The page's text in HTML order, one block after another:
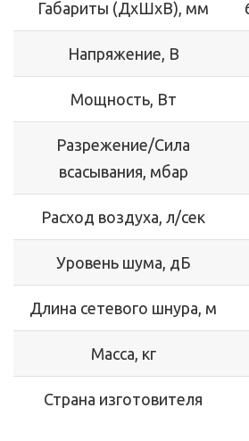
Габариты (ДхШхВ), мм
Напряжение, В
Мощность, Вт
Разрежение/Сила
всасывания, мбар
Расход воздуха, л/сек
Уровень шума, дБ
Длина сетевого шнура, м
Масса, кг
Страна изготовителя